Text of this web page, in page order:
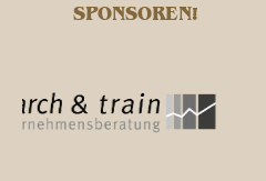
SPONSOREN!